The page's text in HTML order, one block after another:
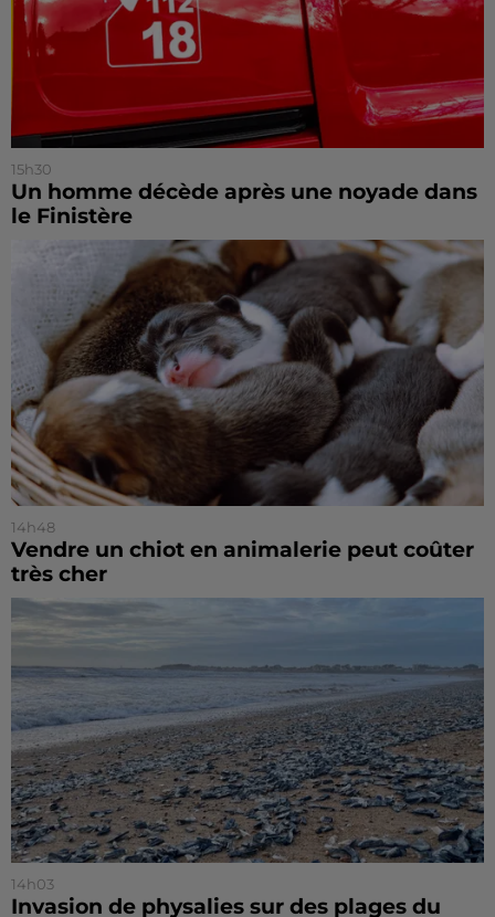
15h30
Un homme décède après une noyade dans
le Finistère
14h48
Vendre un chiot en animalerie peut coûter
très cher
14h03
Invasion de physalies sur des plages du